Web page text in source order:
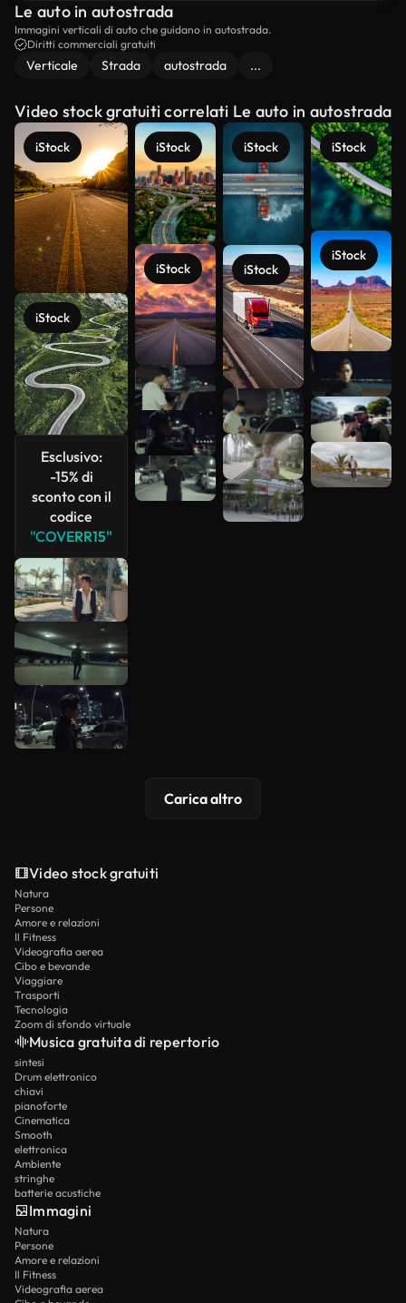
Le auto in autostrada
Immagini verticali di auto che guidano in autostrada.
Diritti commerciali gratuiti
Verticale Strada autostrada ...
Video stock gratuiti correlati Le auto in autostrada
iStock
iStock
Esclusivo:
-15% di
sconto con il
codice
"COVERR15"
iStock
iStock
iStock
iStock
iStock
iStock
Scopri di
più
Carica altro
Video stock gratuiti
Natura
Persone
Amore e relazioni
Il Fitness
Videografia aerea
Cibo e bevande
Viaggiare
Trasporti
Tecnologia
Zoom di sfondo virtuale
Musica gratuita di repertorio
sintesi
Drum elettronico
chiavi
pianoforte
Cinematica
Smooth
elettronica
Ambiente
stringhe
batterie acustiche
Immagini
Natura
Persone
Amore e relazioni
Il Fitness
Videografia aerea